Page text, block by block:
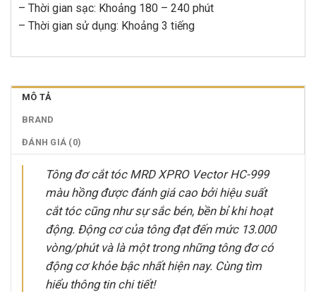
– Thời gian sạc: Khoảng 180 – 240 phút
– Thời gian sử dụng: Khoảng 3 tiếng
MÔ TẢ
BRAND
ĐÁNH GIÁ (0)
Tông đơ cắt tóc MRD XPRO Vector HC-999
màu hồng được đánh giá cao bởi hiệu suất
cắt tóc cũng như sự sắc bén, bền bỉ khi hoạt
động. Động cơ của tông đạt đến mức 13.000
vòng/phút và là một trong những tông đơ có
động cơ khỏe bậc nhất hiện nay. Cùng tìm
hiểu thông tin chi tiết!